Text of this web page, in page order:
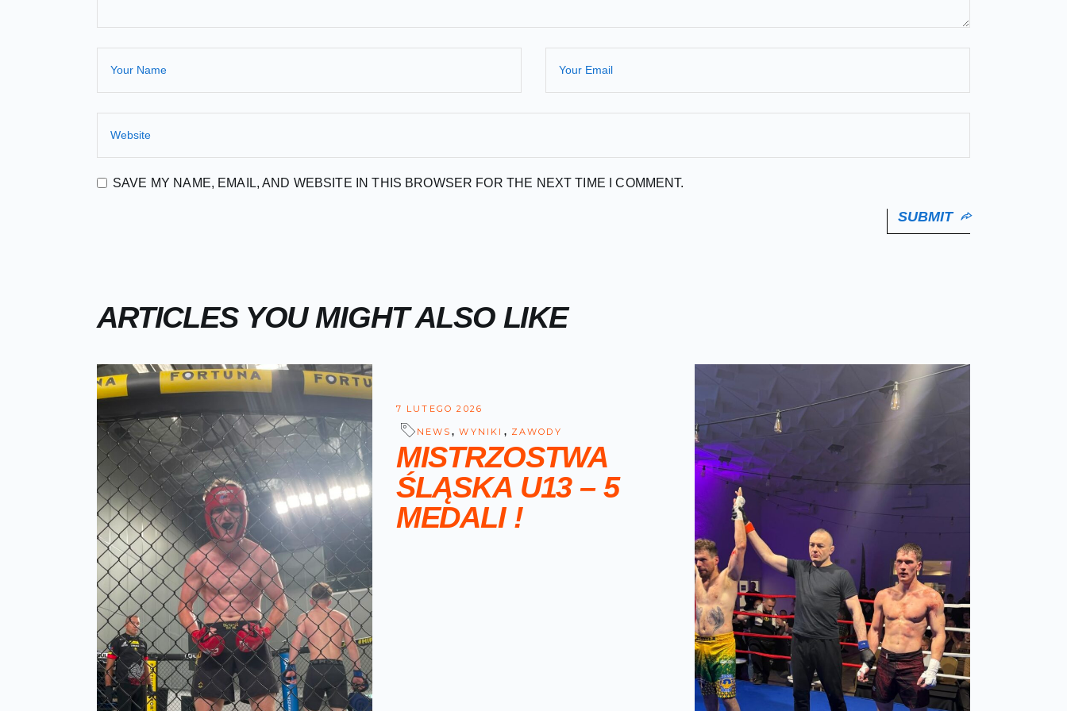
SAVE MY NAME, EMAIL, AND WEBSITE IN THIS BROWSER FOR THE NEXT TIME I COMMENT.
SUBMIT
ARTICLES YOU MIGHT ALSO LIKE
7 LUTEGO 2026
NEWS ,WYNIKI , ZAWODY
MISTRZOSTWA
ŚLĄSKA U13 – 5
MEDALI !